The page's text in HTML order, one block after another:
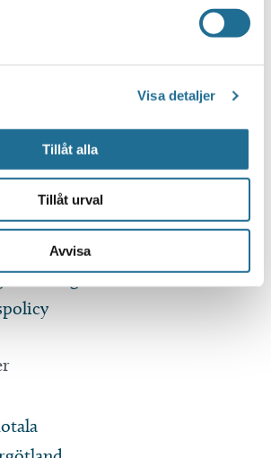
Visa detaljer
Tillåt alla
Tillåt urval
Avvisa
- 10 1 2 05